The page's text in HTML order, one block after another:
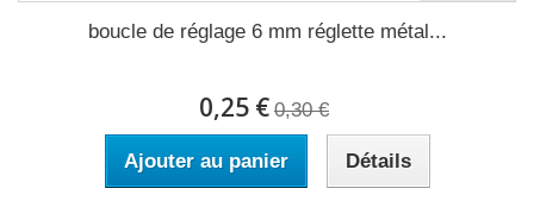
boucle de réglage 6 mm réglette métal...
0,25 € 0,30 €
Ajouter au panier Détails